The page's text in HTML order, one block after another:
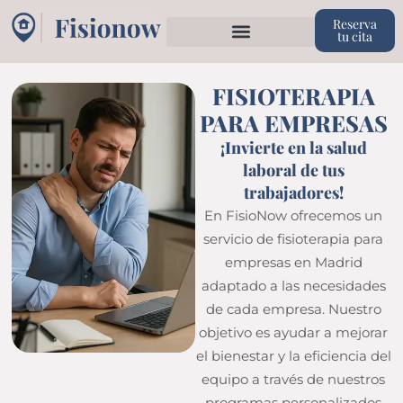
Reserva
tu cita
FISIOTERAPIA
PARA EMPRESAS
¡Invierte en la salud
laboral de tus
trabajadores!
En FisioNow ofrecemos un
servicio de fisioterapia para
empresas en Madrid
adaptado a las necesidades
de cada empresa. Nuestro
objetivo es ayudar a mejorar
el bienestar y la eficiencia del
equipo a través de nuestros